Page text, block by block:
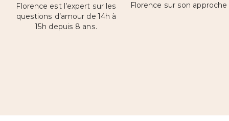
Florence est l’expert sur les
questions d’amour de 14h à
15h depuis 8 ans.
Florence sur son approche